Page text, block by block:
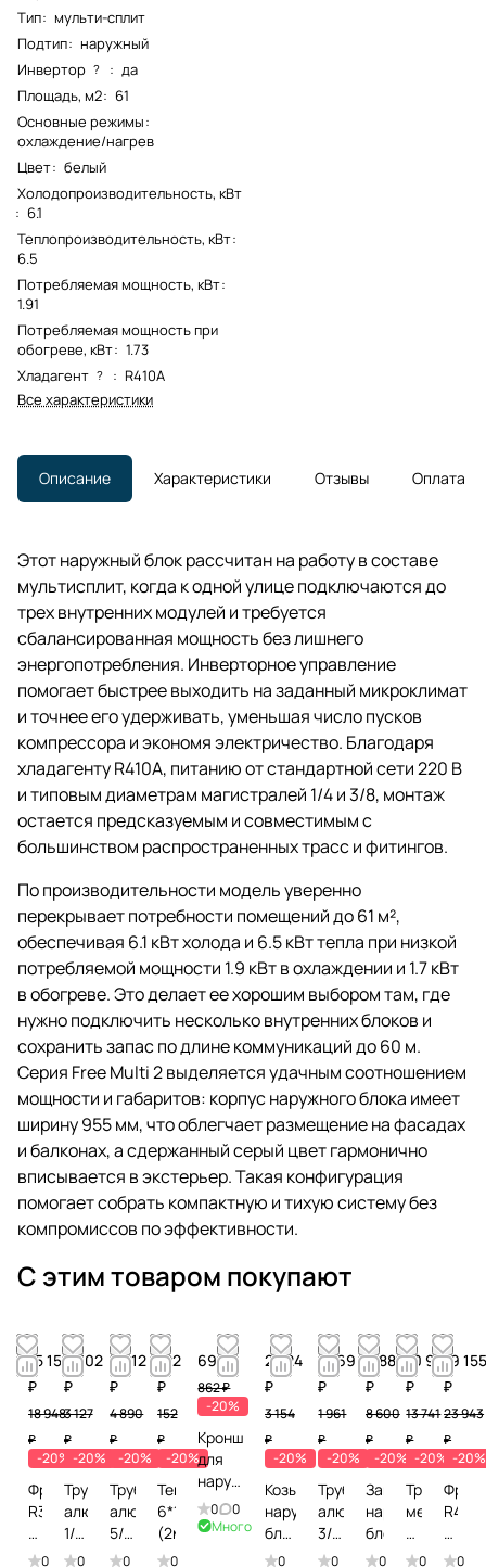
Тип: мульти-сплит
Подтип: наружный
Инвертор ? : да
Площадь, м2: 61
Основные режимы:
охлаждение/нагрев
Цвет: белый
Холодопроизводительность, кВт
: 6.1
Теплопроизводительность, кВт:
6.5
Потребляемая мощность, кВт:
1.91
Потребляемая мощность при
обогреве, кВт: 1.73
Хладагент ? : R410A
Все характеристики
Описание Характеристики Отзывы Оплата
Этот наружный блок рассчитан на работу в составе
мультисплит, когда к одной улице подключаются до
трех внутренних модулей и требуется
сбалансированная мощность без лишнего
энергопотребления. Инверторное управление
помогает быстрее выходить на заданный микроклимат
и точнее его удерживать, уменьшая число пусков
компрессора и экономя электричество. Благодаря
хладагенту R410A, питанию от стандартной сети 220 В
и типовым диаметрам магистралей 1/4 и 3/8, монтаж
остается предсказуемым и совместимым с
большинством распространенных трасс и фитингов.
По производительности модель уверенно
перекрывает потребности помещений до 61 м²,
обеспечивая 6.1 кВт холода и 6.5 кВт тепла при низкой
потребляемой мощности 1.9 кВт в охлаждении и 1.7 кВт
в обогреве. Это делает ее хорошим выбором там, где
нужно подключить несколько внутренних блоков и
сохранить запас по длине коммуникаций до 60 м.
Серия Free Multi 2 выделяется удачным соотношением
мощности и габаритов: корпус наружного блока имеет
ширину 955 мм, что облегчает размещение на фасадах
и балконах, а сдержанный серый цвет гармонично
вписывается в экстерьер. Такая конфигурация
помогает собрать компактную и тихую систему без
компромиссов по эффективности.
С этим товаром покупают
15 159
₽
18 948
₽
-20%
Фреон
R32,
9,5
кг0
2 502
₽
3 127
₽
-20%
Труба
алюминиевая
1/2
(15м)
0
3 912
₽
4 890
₽
-20%
Труба
алюминиевая
5/8
(15м)
0
122
₽
152
₽
-20%
Теплоизоляция
6*19
(2м)
0
690 ₽
862 ₽
-20%
Кронштейн
для
наружного
блока
до 4,5
0
0
Много
2 524
₽
3 154
₽
-20%
Козырек
наружного
блока
до 4
0
1 569
₽
1 961
₽
-20%
Труба
алюминиевая
3/8
(15м)
0
6 880
₽
8 600
₽
-20%
Защита
наружного
блока
0
10 993
₽
13 741
₽
-20%
Труба
медная
5/8
(15м)
0
19
₽
23 943
₽
-20%
11,3
кг0